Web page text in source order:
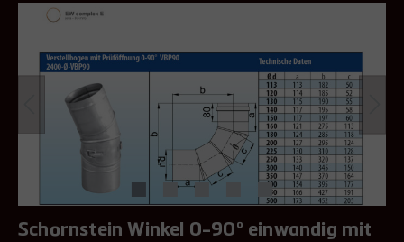
Schornstein Winkel 0-90° einwandig mit